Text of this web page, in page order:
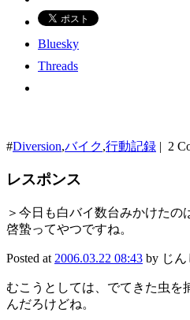
Bluesky
Threads
#Diversion,バイク,行動記録 | 2
レスポンス
＞今日も白バイ数台みかけたの
啓蟄ってやつですね。
Posted at 2006.03.22 08:43 by じん
むこうとしては、でてきた虫を
んだろけどね。